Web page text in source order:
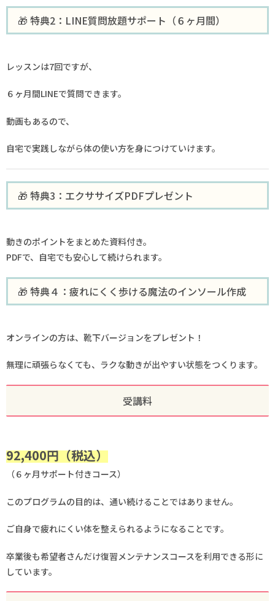
🎁 特典2：LINE質問放題サポート（６ヶ月間）
レッスンは7回ですが、
６ヶ月間LINEで質問できます。
動画もあるので、
自宅で実践しながら体の使い方を身につけていけます。
🎁 特典3：エクササイズPDFプレゼント
動きのポイントをまとめた資料付き。
PDFで、自宅でも安心して続けられます。
🎁 特典４：疲れにくく歩ける魔法のインソール作成
オンラインの方は、靴下バージョンをプレゼント！
無理に頑張らなくても、ラクな動きが出やすい状態をつくります。
受講料
92,400円（税込）
（６ヶ月サポート付きコース）
このプログラムの目的は、通い続けることではありません。
ご自身で疲れにくい体を整えられるようになることです。
卒業後も希望者さんだけ復習メンテナンスコースを利用できる形に
しています。